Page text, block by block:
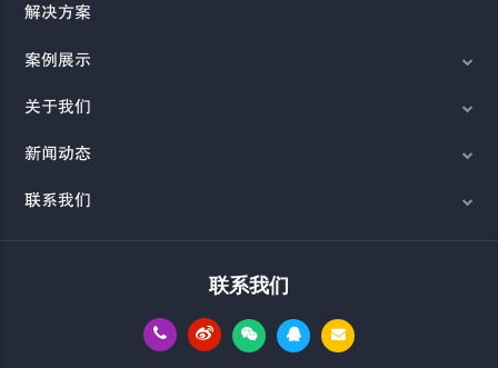
解决方案
案例展示
关于我们
新闻动态
联系我们
联系我们